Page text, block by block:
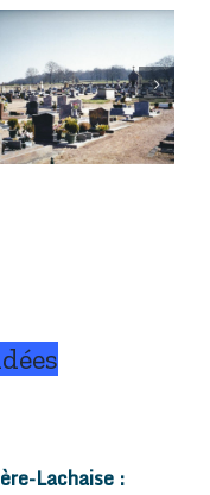
6 janvier
2026 :
Marius,
César, et
Lachaise :